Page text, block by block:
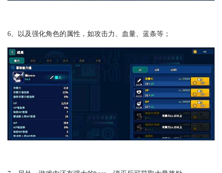
6、以及强化角色的属性，如攻击力、血量、蓝条等；